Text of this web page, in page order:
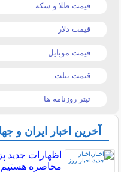
قیمت طلا و سکه
قیمت دلار
قیمت موبایل
قیمت تبلت
تیتر روزنامه ها
آخرین اخبار ایران و
اظهارات جدید
محاصره هستیم